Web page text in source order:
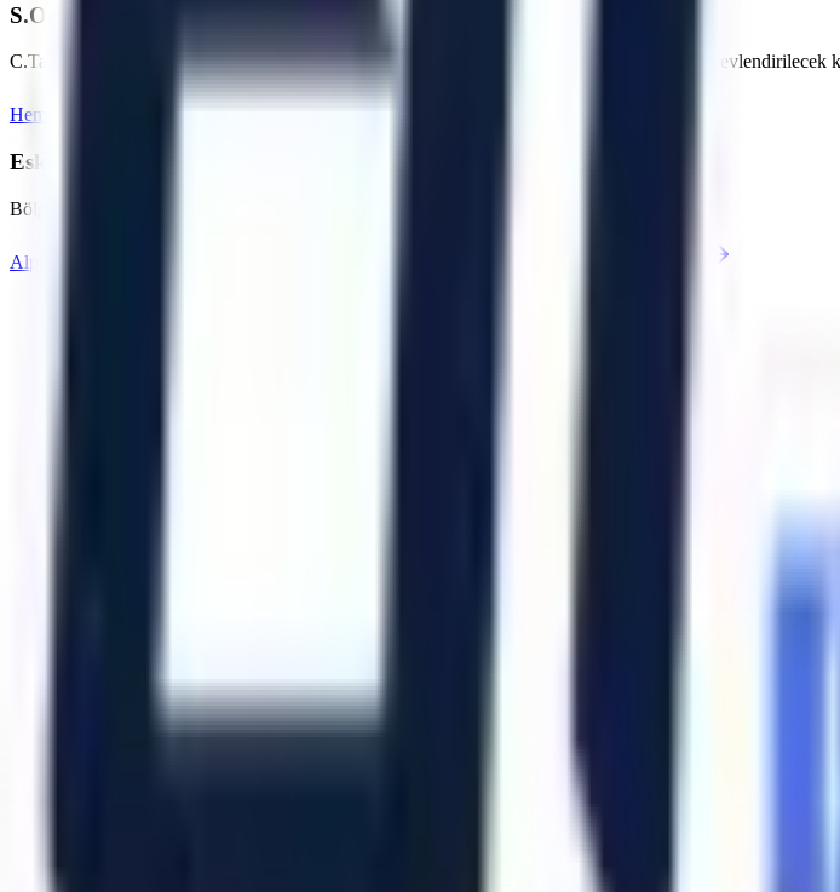
S.Operatörlü kiralama hizmetiniz var mı?
C.Talebe göre operatör seçeneği değerlendirilebilir. Odunpazarı bölgesindeki projeler için görevlendirilecek
Hemen Teklif İste
Eskişehir
Bölgedeki diğer OSB ve ilçeler için kiralama seçeneklerini inceleyebilirsiniz.
Alpu
Eskişehir (Merkez)
İzmir (Ege Bölge)